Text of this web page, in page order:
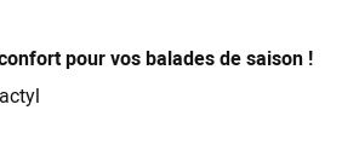
pour vos balades de saison !